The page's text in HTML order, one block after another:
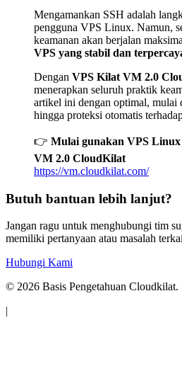
Mengamankan SSH adalah
pengguna VPS Linux. Namun,
keamanan akan berjalan
VPS yang stabil dan
Dengan VPS Kilat VM 2.0
menerapkan seluruh praktik
artikel ini dengan optimal, mulai
hingga proteksi otomatis
👉 Mulai gunakan VPS
VM 2.0 CloudKilat
https://vm.cloudkilat.com/
Butuh bantuan lebih lanjut?
Jangan ragu untuk menghubungi tim
memiliki pertanyaan atau masalah
Hubungi Kami
© 2026 Basis Pengetahuan
|